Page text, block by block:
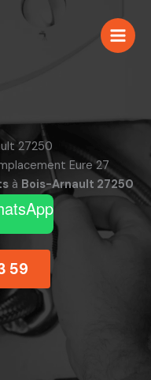
27250
Eure 27
à Bois-Arnault 27250
59